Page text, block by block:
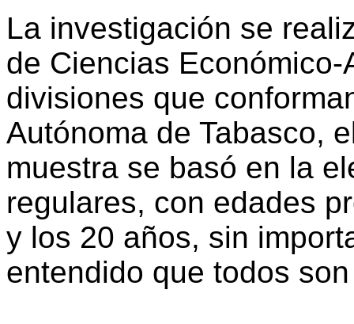
La investigación se
de Ciencias
divisiones que
Autónoma de Tabasco,
muestra se basó en la
regulares, con edades
y los 20 años, sin
entendido que todos